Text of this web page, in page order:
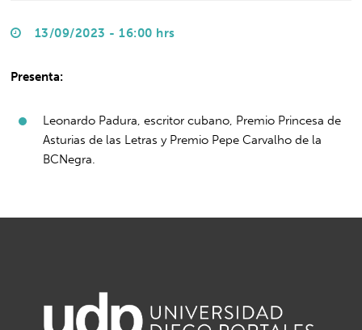
13/09/2023 - 16:00 hrs
Presenta:
Leonardo Padura, escritor cubano, Premio Princesa de
Asturias de las Letras y Premio Pepe Carvalho de la
BCNegra.